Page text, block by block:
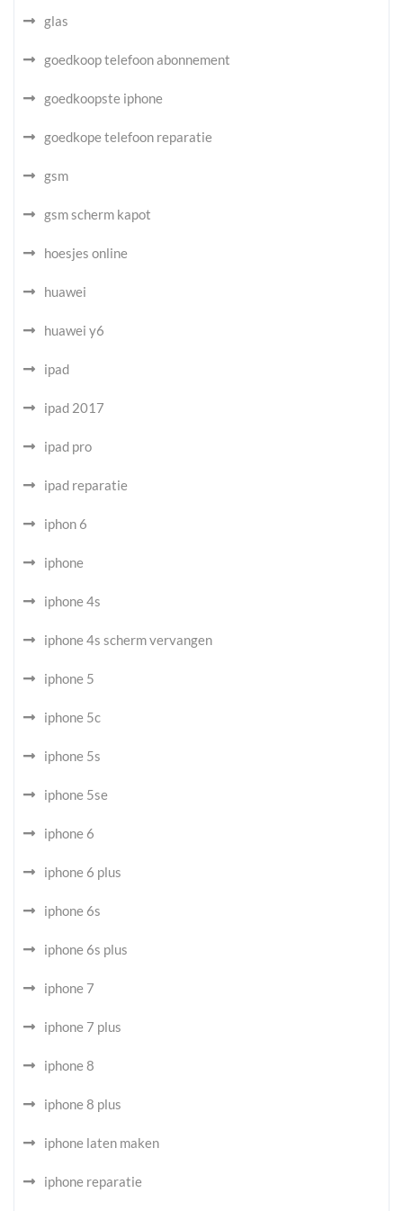
glas
goedkoop telefoon abonnement
goedkoopste iphone
goedkope telefoon reparatie
gsm
gsm scherm kapot
hoesjes online
huawei
huawei y6
ipad
ipad 2017
ipad pro
ipad reparatie
iphon 6
iphone
iphone 4s
iphone 4s scherm vervangen
iphone 5
iphone 5c
iphone 5s
iphone 5se
iphone 6
iphone 6 plus
iphone 6s
iphone 6s plus
iphone 7
iphone 7 plus
iphone 8
iphone 8 plus
iphone laten maken
iphone reparatie